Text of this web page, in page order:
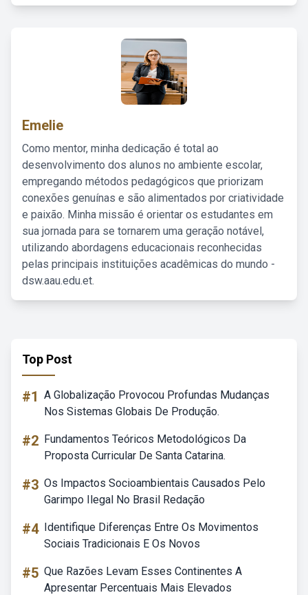
Emelie
Como mentor, minha dedicação é total ao
desenvolvimento dos alunos no ambiente escolar,
empregando métodos pedagógicos que priorizam
conexões genuínas e são alimentados por criatividade
e paixão. Minha missão é orientar os estudantes em
sua jornada para se tornarem uma geração notável,
utilizando abordagens educacionais reconhecidas
pelas principais instituições acadêmicas do mundo -
dsw.aau.edu.et.
Top Post
#1 A Globalização Provocou Profundas Mudanças
Nos Sistemas Globais De Produção.
#2 Fundamentos Teóricos Metodológicos Da
Proposta Curricular De Santa Catarina.
#3 Os Impactos Socioambientais Causados Pelo
Garimpo Ilegal No Brasil Redação
#4 Identifique Diferenças Entre Os Movimentos
Sociais Tradicionais E Os Novos
#5 Que Razões Levam Esses Continentes A
Apresentar Percentuais Mais Elevados